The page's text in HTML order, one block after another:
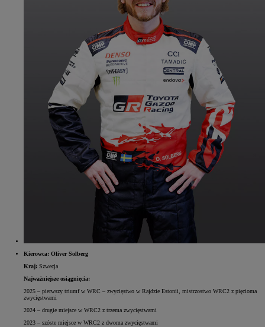
Kierowca: Oliver Solberg
Kraj: Szwecja
Najważniejsze osiągnięcia:
2025 – pierwszy triumf w WRC – zwycięstwo w Rajdzie Estonii, mistrzostwo WRC2 z pięcioma
zwycięstwami
2024 – drugie miejsce w WRC2 z trzema zwycięstwami
2023 – szóste miejsce w WRC2 z dwoma zwycięstwami